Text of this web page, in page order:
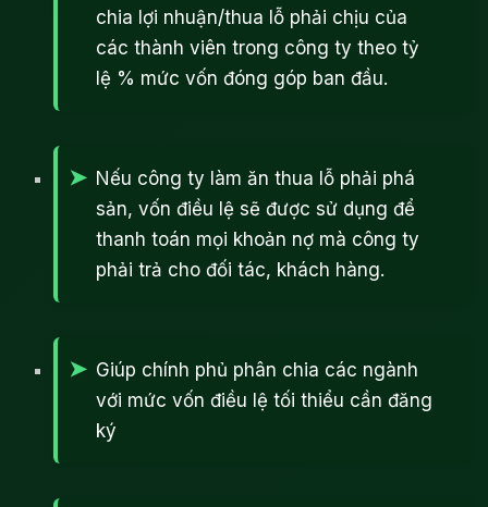
chia lợi nhuận/thua lỗ phải chịu của
các thành viên trong công ty theo tỷ
lệ % mức vốn đóng góp ban đầu.
Nếu công ty làm ăn thua lỗ phải phá
sản, vốn điều lệ sẽ được sử dụng để
thanh toán mọi khoản nợ mà công ty
phải trả cho đối tác, khách hàng.
Giúp chính phủ phân chia các ngành
với mức vốn điều lệ tối thiểu cần đăng
ký